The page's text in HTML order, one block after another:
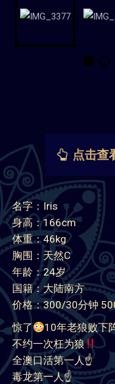
点击查
名字：Iris
身高：166cm
体重：46kg
胸围：天然C
年龄：24岁
国籍：大陆南方
价格：300/30分钟
惊了
10年老狼败下
不约一次枉为狼
全澳口活第一人☝️
毒龙第一人☝️